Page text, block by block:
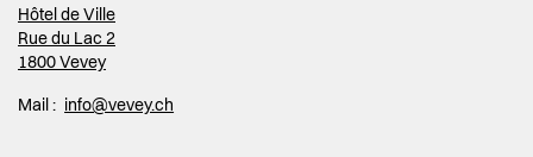
Finances
Culture
Hôtel de Ville
Rue du Lac 2
1800 Vevey
Mail : info@vevey.ch